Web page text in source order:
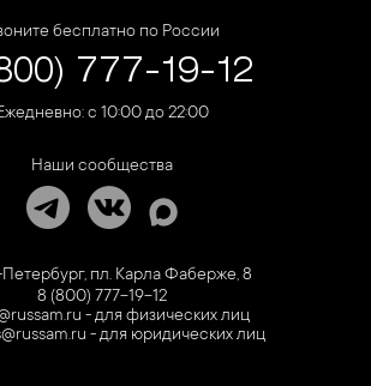
бесплатно по России
777-19-12
с 10:00 до 22:00
Наши сообщества
пл. Карла Фаберже, 8
8 (800) 777-19-12
- для физических лиц
- для юридических лиц